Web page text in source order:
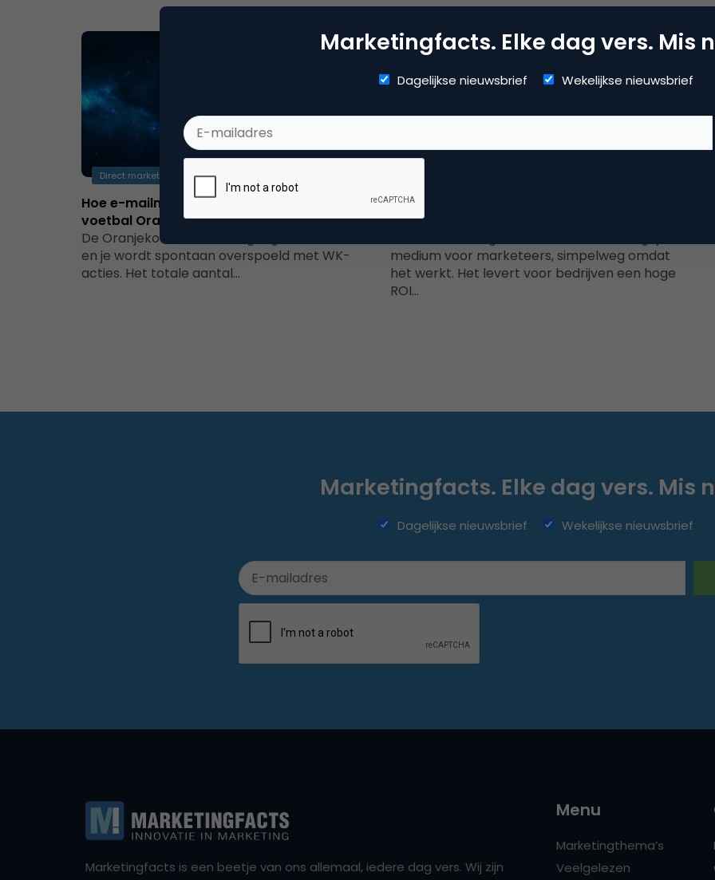
Direct marketing & Personalisatie
Hoe e-mailmarketing bijdraagt aan de WK-
voetbal Oranjekoorts
De Oranjekoorts is in volle gang: zet de tv aan
en je wordt spontaan overspoeld met WK-
acties. Het totale aantal…
Wat e-mailmarketing kan leren van social
media: 4 tips voor likeable e-mailmarketing
medium voor marketeers, simpelweg omdat
het werkt. Het levert voor bedrijven een hoge
ROI…
Marketingfacts. Elke dag vers. Mis
Dagelijkse nieuwsbrief Wekelijkse nieuwsbrief
Marketingfacts. Elke dag vers. Mis
Dagelijkse nieuwsbrief Wekelijkse nieuwsbrief
Marketingfacts is een beetje van ons allemaal, iedere dag vers. Wij zijn
Menu
Marketingthema’s
Veelgelezen